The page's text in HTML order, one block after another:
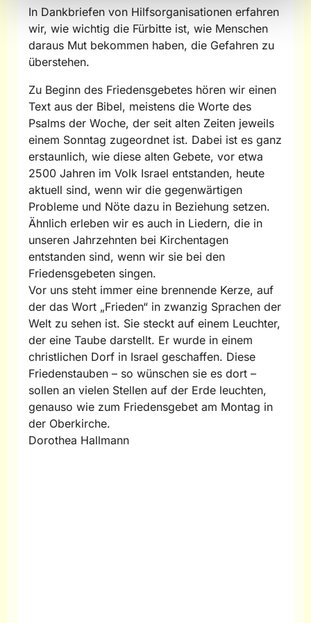
In Dankbriefen von Hilfsorganisationen erfahren
wir, wie wichtig die Fürbitte ist, wie Menschen
daraus Mut bekommen haben, die Gefahren zu
überstehen.
Zu Beginn des Friedensgebetes hören wir einen
Text aus der Bibel, meistens die Worte des
Psalms der Woche, der seit alten Zeiten jeweils
einem Sonntag zugeordnet ist. Dabei ist es ganz
erstaunlich, wie diese alten Gebete, vor etwa
2500 Jahren im Volk Israel entstanden, heute
aktuell sind, wenn wir die gegenwärtigen
Probleme und Nöte dazu in Beziehung setzen.
Ähnlich erleben wir es auch in Liedern, die in
unseren Jahrzehnten bei Kirchentagen
entstanden sind, wenn wir sie bei den
Friedensgebeten singen.
Vor uns steht immer eine brennende Kerze, auf
der das Wort „Frieden“ in zwanzig Sprachen der
Welt zu sehen ist. Sie steckt auf einem Leuchter,
der eine Taube darstellt. Er wurde in einem
christlichen Dorf in Israel geschaffen. Diese
Friedenstauben – so wünschen sie es dort –
sollen an vielen Stellen auf der Erde leuchten,
genauso wie zum Friedensgebet am Montag in
der Oberkirche.
Dorothea Hallmann